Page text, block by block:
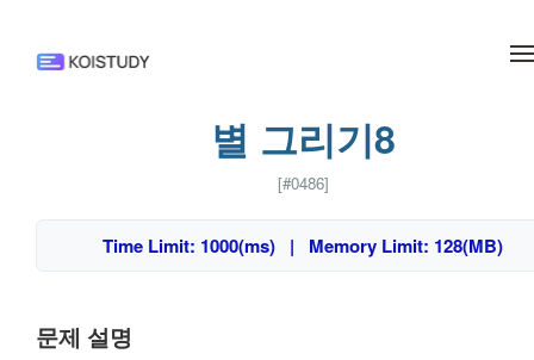
별 그리기8
[#0486]
Time Limit: 1000(ms) | Memory Limit: 128(MB)
문제 설명